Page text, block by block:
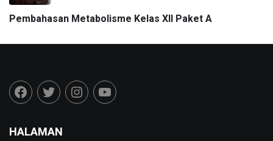
Pembahasan Metabolisme Kelas XII Paket A
HALAMAN